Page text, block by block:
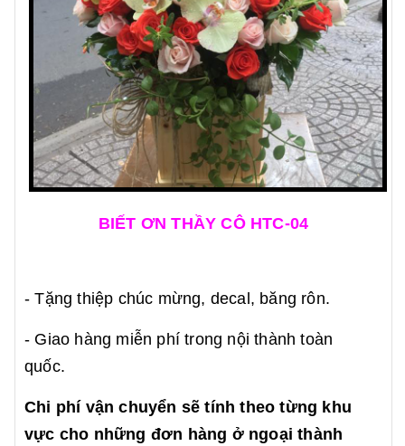
BIẾT ƠN THẦY CÔ HTC-04
- Tặng thiệp chúc mừng, decal, băng rôn.
- Giao hàng miễn phí trong nội thành toàn
quốc.
Chi phí vận chuyển sẽ tính theo từng khu
vực cho những đơn hàng ở ngoại thành